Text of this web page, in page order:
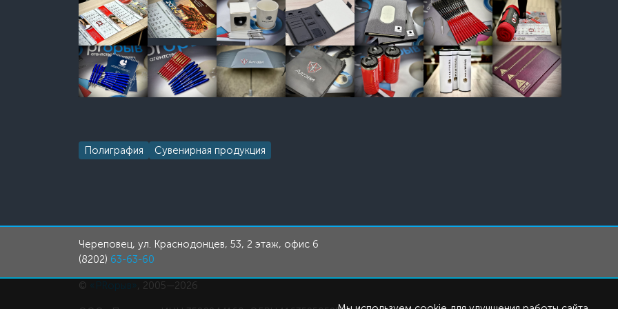
Полиграфия Сувенирная продукция
Череповец, ул. Краснодонцев, 53, 2 этаж, офис 6
(8202) 63-63-60
© «PRорыв» , 2005—2026